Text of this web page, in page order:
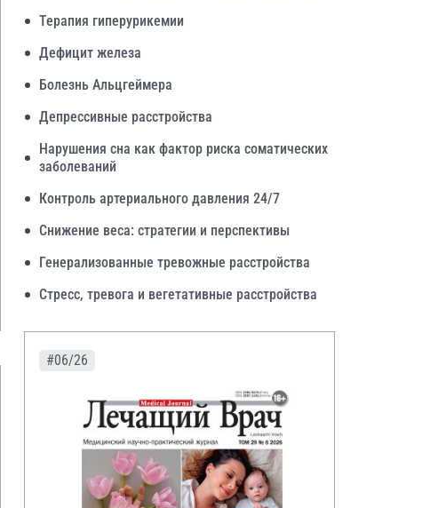
Терапия гиперурикемии
Дефицит железа
Болезнь Альцгеймера
Депрессивные расстройства
Нарушения сна как фактор риска соматических
заболеваний
Контроль артериального давления 24/7
Снижение веса: стратегии и перспективы
Генерализованные тревожные расстройства
Стресс, тревога и вегетативные расстройства
#06/26